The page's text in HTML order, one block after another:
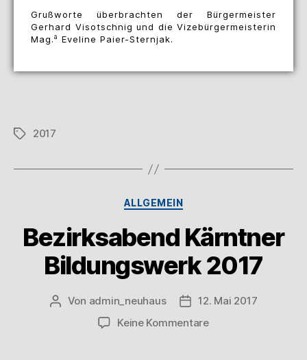
Grußworte überbrachten der Bürgermeister
Gerhard Visotschnig und die Vizebürgermeisterin
Mag.a Eveline Paier-Sternjak.
2017
ALLGEMEIN
Bezirksabend Kärntner
Bildungswerk 2017
Von admin_neuhaus
12. Mai 2017
Keine Kommentare